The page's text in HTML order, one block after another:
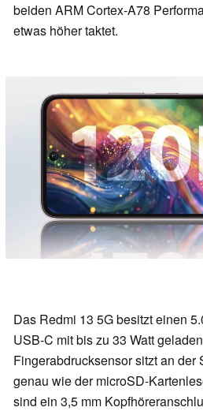
beiden ARM Cortex-A78
etwas höher taktet.
Das Redmi 13 5G besitzt einen
USB-C mit bis zu 33 Watt
Fingerabdrucksensor sitzt an der
genau wie der microSD-
sind ein 3,5 mm